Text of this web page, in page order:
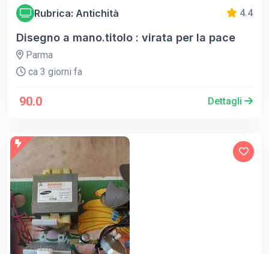
Rubrica: Antichità 4.4
Disegno a mano.titolo : virata per la pace
Parma
ca 3 giorni fa
90.0 Dettagli